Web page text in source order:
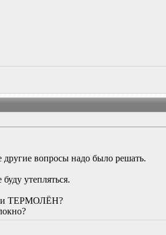
вопросы надо было решать.
утепляться.
и ТЕРМОЛЁН?